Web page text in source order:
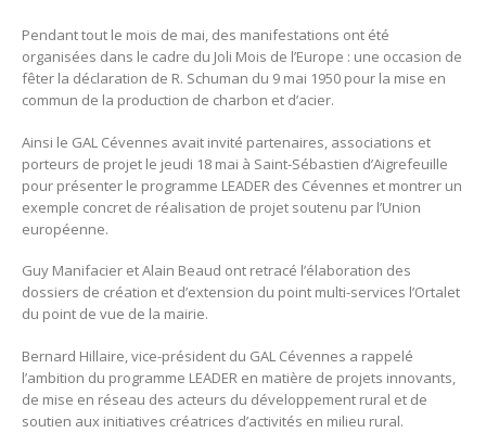
Pendant tout le mois de mai, des manifestations ont été
organisées dans le cadre du Joli Mois de l’Europe : une occasion de
fêter la déclaration de R. Schuman du 9 mai 1950 pour la mise en
commun de la production de charbon et d’acier.
Ainsi le GAL Cévennes avait invité partenaires, associations et
porteurs de projet le jeudi 18 mai à Saint-Sébastien d’Aigrefeuille
pour présenter le programme LEADER des Cévennes et montrer un
exemple concret de réalisation de projet soutenu par l’Union
européenne.
Guy Manifacier et Alain Beaud ont retracé l’élaboration des
dossiers de création et d’extension du point multi-services l’Ortalet
du point de vue de la mairie.
Bernard Hillaire, vice-président du GAL Cévennes a rappelé
l’ambition du programme LEADER en matière de projets innovants,
de mise en réseau des acteurs du développement rural et de
soutien aux initiatives créatrices d’activités en milieu rural.